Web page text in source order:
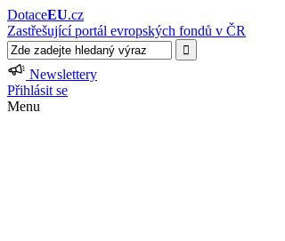
DotaceEU.cz
Zastřešující portál evropských fondů v ČR
Newslettery
Přihlásit se
Menu